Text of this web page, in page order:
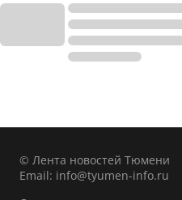
© Лента новостей Тюмени
Email: info@tyumen-info.ru